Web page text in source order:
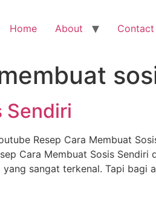
Home About Contact
Sendiri
Resep Cara Membuat
Cara Membuat Sosis Sendiri
sangat terkenal. Tapi bagi